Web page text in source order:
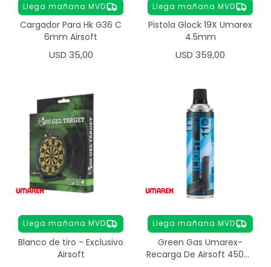
Llega mañana MVD
Cargador Para Hk G36 C
6mm Airsoft
USD 35,00
Llega mañana MVD
Pistola Glock 19X Umarex
4.5mm
USD 359,00
Llega mañana MVD
Blanco de tiro - Exclusivo
Airsoft
Llega mañana MVD
Green Gas Umarex-
Recarga De Airsoft 450ml